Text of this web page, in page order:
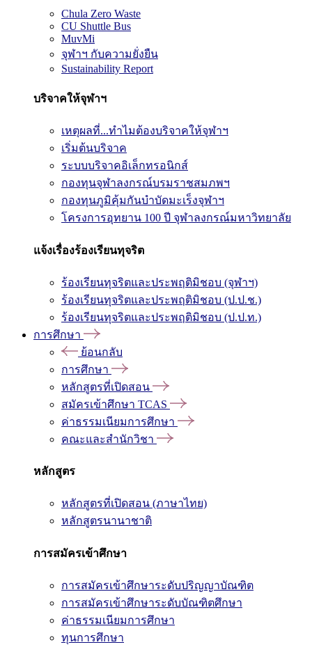
Chula Zero Waste
CU Shuttle Bus
MuvMi
จุฬาฯ กับความยั่งยืน
Sustainability Report
บริจาคให้จุฬาฯ
เหตุผลที่...ทำไมต้องบริจาคให้จุฬาฯ
เริ่มต้นบริจาค
ระบบบริจาคอิเล็กทรอนิกส์
กองทุนจุฬาลงกรณ์บรมราชสมภพฯ
กองทุนภูมิคุ้มกันบำบัดมะเร็งจุฬาฯ
โครงการอุทยาน 100 ปี จุฬาลงกรณ์มหาวิทยาลัย
แจ้งเรื่องร้องเรียนทุจริต
ร้องเรียนทุจริตและประพฤติมิชอบ (จุฬาฯ)
ร้องเรียนทุจริตและประพฤติมิชอบ (ป.ป.ช.)
ร้องเรียนทุจริตและประพฤติมิชอบ (ป.ป.ท.)
การศึกษา
ย้อนกลับ
การศึกษา
หลักสูตรที่เปิดสอน
สมัครเข้าศึกษา TCAS
ค่าธรรมเนียมการศึกษา
คณะและสำนักวิชา
หลักสูตร
หลักสูตรที่เปิดสอน (ภาษาไทย)
หลักสูตรนานาชาติ
การสมัครเข้าศึกษา
การสมัครเข้าศึกษาระดับปริญญาบัณฑิต
การสมัครเข้าศึกษาระดับบัณฑิตศึกษา
ค่าธรรมเนียมการศึกษา
ทุนการศึกษา